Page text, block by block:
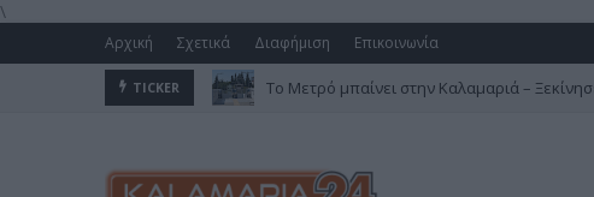
\
Αρχική Σχετικά Διαφήμιση Επικοινωνία
TICKER Το Μετρό μπαίνει στην Καλαμαριά –